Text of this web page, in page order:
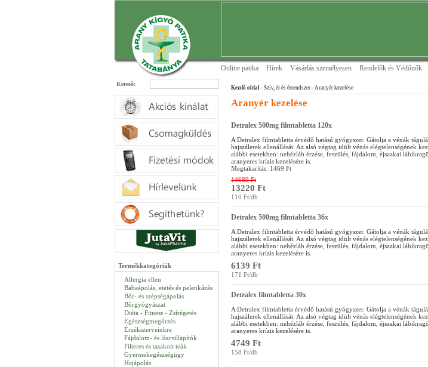
Online patika Hírek Vásárlás személyesen Rendelők és Védőnők
Keresõ:
Termékkategóriák
Allergia ellen
Babaápolás, etetés és pelenkázás
Bőr- és szépségápolás
Bőrgyógyászat
Diéta - Fitness - Zsírégetés
Egészségmegőrzés
Érzékszerveinkre
Fájdalom- és lázcsillapítók
Filteres és tasakolt teák
Gyermekegészségügy
Hajápolás
Kezdõ oldal - Szív, ér és érrendszer - Aranyér kezelése
Aranyér kezelése
Detralex 500mg filmtabletta 120x
A Detralex filmtabletta érvédő hatású gyógyszer. Gátolja a vénák
hajszálerek ellenállását. Az alsó végtag idült vénás elégtelenségének
alábbi esetekben: nehézláb érzése, feszülés, fájdalom, éjszakai
aranyeres krízis kezelésére is.
Megtakarítás: 1469 Ft
14689 Ft
13220 Ft
110 Ft/db
Detralex 500mg filmtabletta 36x
A Detralex filmtabletta érvédő hatású gyógyszer. Gátolja a vénák
hajszálerek ellenállását. Az alsó végtag idült vénás elégtelenségének
alábbi esetekben: nehézláb érzése, feszülés, fájdalom, éjszakai
aranyeres krízis kezelésére is.
6139 Ft
171 Ft/db
Detralex filmtabletta 30x
A Detralex filmtabletta érvédő hatású gyógyszer. Gátolja a vénák
hajszálerek ellenállását. Az alsó végtag idült vénás elégtelenségének
alábbi esetekben: nehézláb érzése, feszülés, fájdalom, éjszakai
aranyeres krízis kezelésére is.
4749 Ft
158 Ft/db